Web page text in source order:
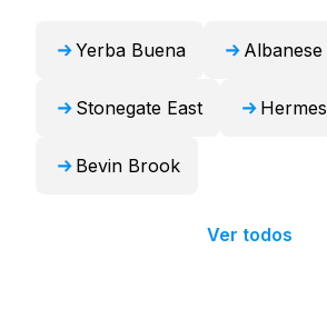
Yerba Buena Albanese
Stonegate East Hermes
Bevin Brook
Ver todos